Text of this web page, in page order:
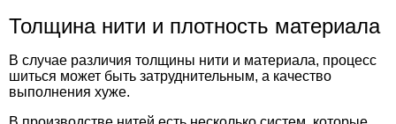
Толщина нити и плотность материала
В случае различия толщины нити и материала, процесс
шиться может быть затруднительным, а качество
выполнения хуже.